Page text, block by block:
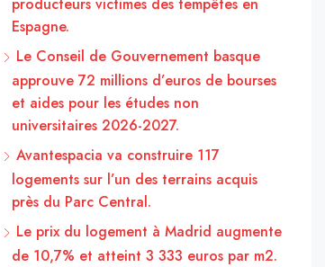
Espagne.
Le Conseil de Gouvernement basque
approuve 72 millions d’euros de bourses
et aides pour les études non
universitaires 2026-2027.
Avantespacia va construire 117
logements sur l’un des terrains acquis
près du Parc Central.
Le prix du logement à Madrid augmente
de 10,7% et atteint 3 333 euros par m2.